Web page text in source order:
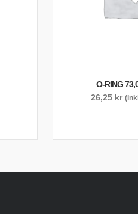
O-RING
26,25 kr